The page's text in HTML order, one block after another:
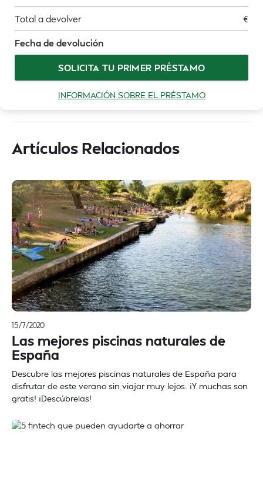
Total a devolver €
Fecha de devolución
SOLICITA TU PRIMER PRÉSTAMO
INFORMACIÓN SOBRE EL PRÉSTAMO
Artículos Relacionados
15/7/2020
Las mejores piscinas naturales de
España
Descubre las mejores piscinas naturales de España para
disfrutar de este verano sin viajar muy lejos. ¡Y muchas son
gratis! ¡Descúbrelas!